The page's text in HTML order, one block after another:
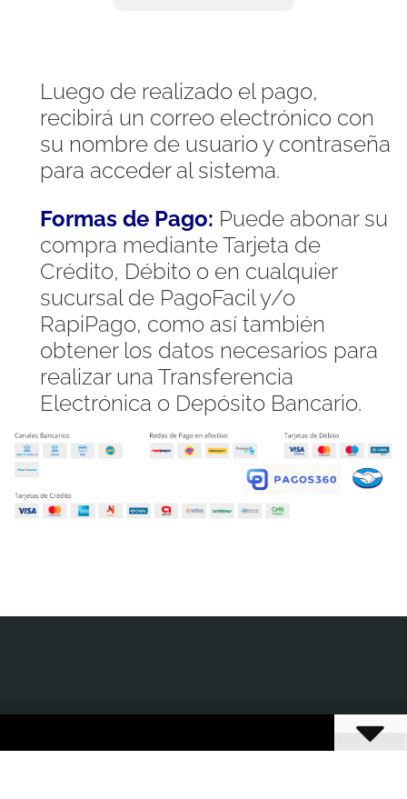
Luego de realizado el pago,
recibirá un correo electrónico con
su nombre de usuario y contraseña
para acceder al sistema.
Formas de Pago: Puede abonar su
compra mediante Tarjeta de
Crédito, Débito o en cualquier
sucursal de PagoFacil y/o
RapiPago, como así también
obtener los datos necesarios para
realizar una Transferencia
Electrónica o Depósito Bancario.